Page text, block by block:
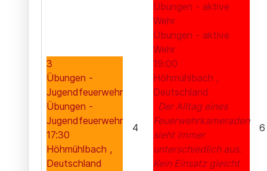
3
Übungen -
Jugendfeuerwehr
Übungen -
Jugendfeuerwehr
17:30
Höhmühlbach ,
Deutschland
4
Übungen - aktive
Wehr
Übungen - aktive
Wehr
19:00
Höhmühlbach ,
Deutschland
Der Alltag eines
Feuerwehrkameraden
sieht immer
unterschiedlich aus.
Kein Einsatz gleicht
6